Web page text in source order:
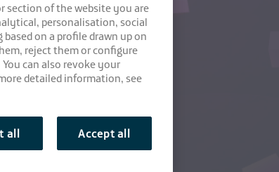
section of the website you are
personalisation, social
on a profile drawn up on
reject them or configure
can also revoke your
detailed information, see
all Accept all